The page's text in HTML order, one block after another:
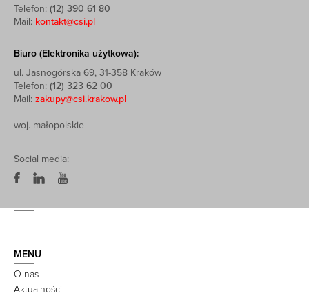
Telefon: (12) 390 61 80
Mail: kontakt@csi.pl
Biuro (Elektronika użytkowa):
ul. Jasnogórska 69, 31-358 Kraków
Telefon: (12) 323 62 00
Mail: zakupy@csi.krakow.pl
woj. małopolskie
Social media:
MENU
O nas
Aktualności